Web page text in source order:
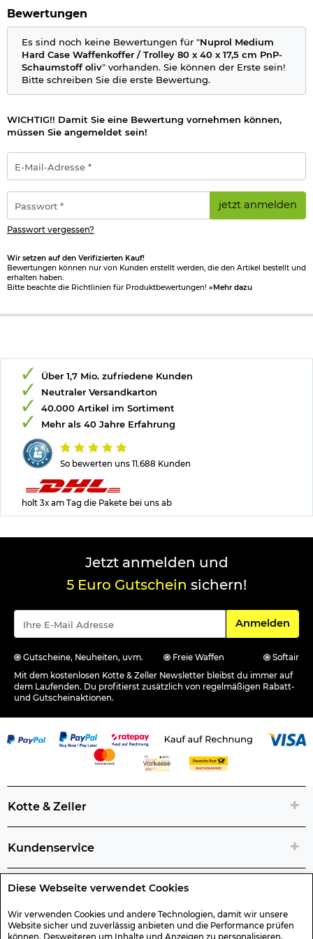
Diese Webseite verwendet Cookies
Wir verwenden Cookies und andere Technologien, damit wir unsere
Website sicher und zuverlässig anbieten und die Performance prüfen
können. Desweiteren um Inhalte und Anzeigen zu personalisieren,
angepasst werden. Der Vorteil: alle Gegenstände können im
Koffer sicher und verrutschfrei platziert werden.
Der Koffer ist hervorragend geeignet um eine Waffe
mit Ersatzmagazine und diverse Kleinteile, z. B. zum
Airsoftspielfeld zu transportieren. Aber auch zum verstauen zu
Hause erweisen die Nuprol Koffer einen außerordentlichen
Dienst. Natürlich können auch andere Gegenstände in dem
Ebenfalls interessant, der Koffer ist mit einer Gummidichtung
und wasserdicht. Weiterhin ist auch ein praktisches
Luftausgleich-Ventil am Koffer angebracht.
Details:
Material: Polymer-Kunststoff / Schaumstoff
Innenmaße: ca. 74 x 33 x 9 cm (L x B x H)
Außenmaße: ca. 80 x 40 x 17,5 cm (L x B x H)
Hersteller: Nuprol
Die Schaumstoffeinsätze bzw. Inlays können auch separat
Die auf dem Foto abgebildete Gewehr ist nicht enthalten.
Herstellerinformationen
Verantwortliche Person für die EU
Bewertungen
Es sind noch keine Bewertungen für "Nuprol Medium
Hard Case Waffenkoffer / Trolley 80 x 40 x 17,5 cm PnP-
Schaumstoff oliv" vorhanden. Sie können der Erste sein!
Bitte schreiben Sie die erste Bewertung.
WICHTIG!! Damit Sie eine Bewertung vornehmen können,
müssen Sie angemeldet sein!
Mail-
Adresse
*
jetzt anmelden
Passwort vergessen?
Wir setzen auf den Verifizierten Kauf!
Bewertungen können nur von Kunden erstellt werden, die den Artikel bestellt und
erhalten haben.
Bitte beachte die Richtlinien für Produktbewertungen! »Mehr dazu
So bewerten uns 11.688 Kunden
Über 1,7 Mio. zufriedene Kunden
Neutraler Versandkarton
40.000 Artikel im Sortiment
Mehr als 40 Jahre Erfahrung
holt 3x am Tag die Pakete bei uns ab
Jetzt anmelden und
5 Euro Gutschein sichern!
Für den
Anmelden
Gutscheine, Neuheiten, uvm. Freie Waffen
Softair
Mit dem kostenlosen Kotte & Zeller Newsletter bleibst du immer auf
dem Laufenden. Du profitierst zusätzlich von regelmäßigen Rabatt-
und Gutscheinaktionen.
Kotte & Zeller
Kundenservice
Rechtliche Artikelinfos
Geschenk-Gutscheine